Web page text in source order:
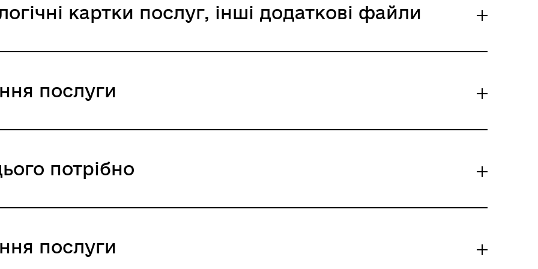
картки послуг, інші додаткові файли
послуги
/
/
UAH /
потрібно
служби України
послуги